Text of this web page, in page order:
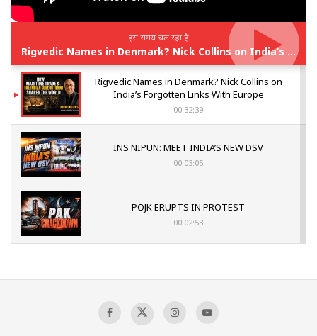
इस समय चल रहा है
Rigvedic Names in Denmark? Nick Collins on India’s Forgotten Links With Europe
Rigvedic Names in Denmark? Nick Collins on
India’s Forgotten Links With Europe
00:32:39
INS NIPUN: MEET INDIA’S NEW DSV
00:03:05
POJK ERUPTS IN PROTEST
00:02:53
Sagar